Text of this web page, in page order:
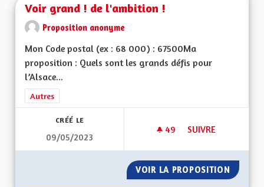
Voir grand ! de l'ambition !
Proposition anonyme
Mon Code postal (ex : 68 000) : 67500Ma
proposition : Quels sont les grands défis pour
l’Alsace...
Filtrer les résultats de la catégorie : Autres
Autres
CRÉÉ LE
09/05/2023
49 49 ABONNÉS
SUIVRE
VOIR LA PROPOSITION VOIR